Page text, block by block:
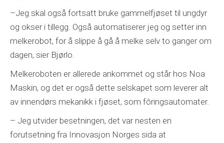
–Jeg skal også fortsatt bruke gammelfjøset til ungdyr
og okser i tillegg. Også automatiserer jeg og setter inn
melkerobot, for å slippe å gå å melke selv to ganger om
dagen, sier Bjørlo.
Melkeroboten er allerede ankommet og står hos Noa
Maskin, og det er også dette selskapet som leverer alt
av innendørs mekanikk i fjøset, som fôringsautomater.
– Jeg utvider besetningen, det var nesten en
forutsetning fra Innovasjon Norges sida at